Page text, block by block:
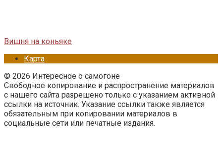
Вишня на коньяке
Карта
© 2026 Интересное о самогоне
Свободное копирование и распространение материалов
с нашего сайта разрешено только с указанием активной
ссылки на источник. Указание ссылки также является
обязательным при копировании материалов в
социальные сети или печатные издания.